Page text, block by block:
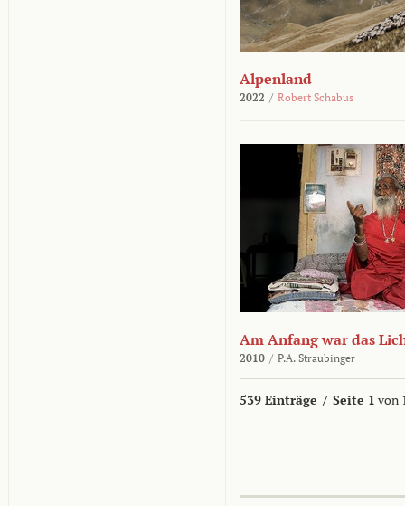
Alpenland
2022 / Robert Schabus
Am Anfang war das
2010 / P.A. Straubinger
539 Einträge / Seite 1 von